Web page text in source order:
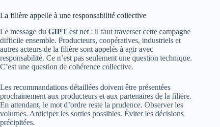
La filière appelle à une responsabilité collective
Le message du GIPT est net : il faut traverser cette campagne
difficile ensemble. Producteurs, coopératives, industriels et
autres acteurs de la filière sont appelés à agir avec
responsabilité. Ce n’est pas seulement une question technique.
C’est une question de cohérence collective.
Les recommandations détaillées doivent être présentées
prochainement aux producteurs et aux partenaires de la filière.
En attendant, le mot d’ordre reste la prudence. Observer les
volumes. Anticiper les sorties possibles. Éviter les décisions
précipitées.